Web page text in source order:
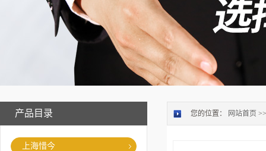
产品目录
上海惜今
您的位置： 网站首页